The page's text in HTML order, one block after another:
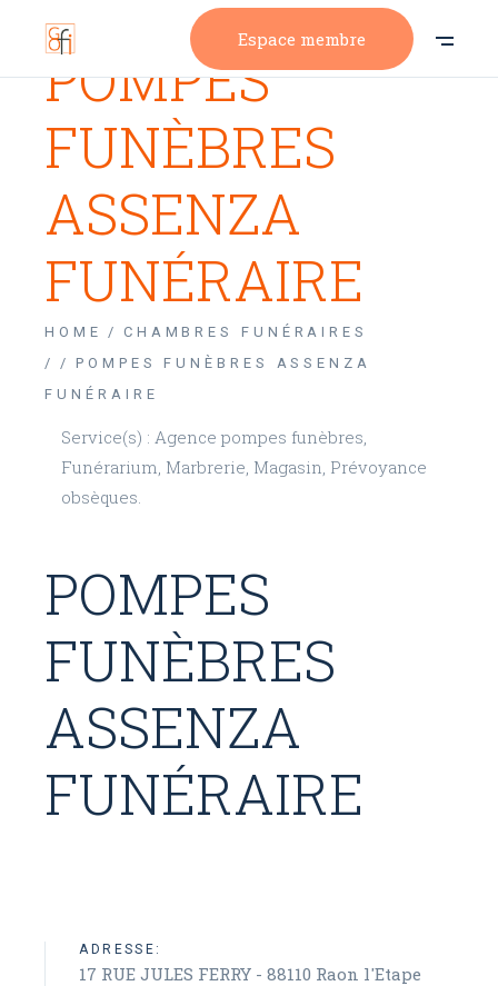
Espace membre
POMPES
FUNÈBRES
ASSENZA
FUNÉRAIRE
HOME
CHAMBRES FUNÉRAIRES
/
POMPES FUNÈBRES ASSENZA
FUNÉRAIRE
Service(s) : Agence pompes funèbres,
Funérarium, Marbrerie, Magasin, Prévoyance
obsèques.
POMPES
FUNÈBRES
ASSENZA
FUNÉRAIRE
ADRESSE:
17 RUE JULES FERRY - 88110 Raon l'Etape